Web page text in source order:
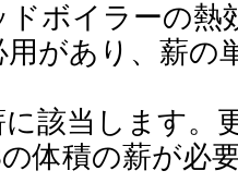
ボイラーの熱
があり、薪の
該当します。
の体積の薪が必